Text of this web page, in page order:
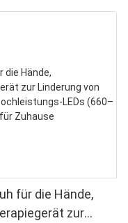
für die Hände,
zur